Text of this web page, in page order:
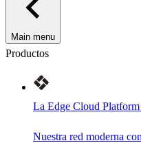
Main menu
Productos
La Edge Cloud
Nuestra red moderna